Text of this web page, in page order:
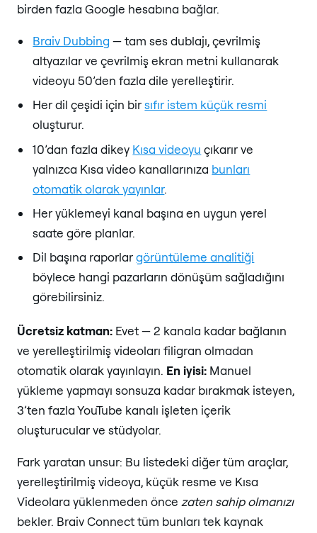
birden fazla Google hesabına bağlar.
Braiv Dubbing — tam ses dublajı, çevrilmiş
altyazılar ve çevrilmiş ekran metni kullanarak
videoyu 50’den fazla dile yerelleştirir.
Her dil çeşidi için birsıfır istem küçük resmi
oluşturur.
10’dan fazla dikey Kısa videoyu çıkarır ve
yalnızca Kısa video kanallarınıza bunları
otomatik olarak yayınlar.
Her yüklemeyi kanal başına en uygun yerel
saate göre planlar.
Dil başına raporlargörüntüleme analitiği
böylece hangi pazarların dönüşüm sağladığını
görebilirsiniz.
Ücretsiz katman: Evet — 2 kanala kadar bağlanın
ve yerelleştirilmiş videoları filigran olmadan
otomatik olarak yayınlayın. En iyisi: Manuel
yükleme yapmayı sonsuza kadar bırakmak isteyen,
3’ten fazla YouTube kanalı işleten içerik
oluşturucular ve stüdyolar.
Fark yaratan unsur: Bu listedeki diğer tüm araçlar,
yerelleştirilmiş videoya, küçük resme ve Kısa
Videolara yüklenmeden önce zaten sahip olmanızı
bekler. Braiv Connect tüm bunları tek kaynak